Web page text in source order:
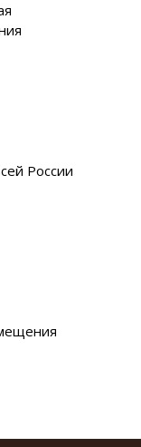
России